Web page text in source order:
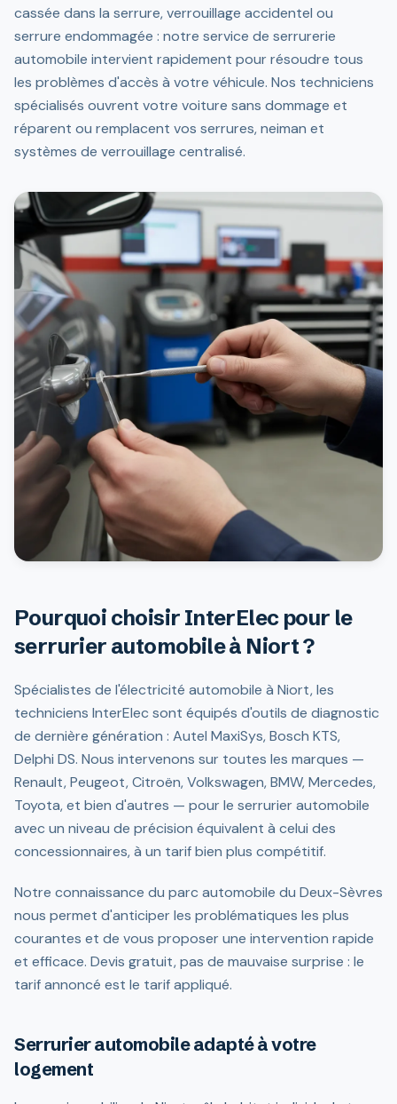
cassée dans la serrure, verrouillage accidentel ou
serrure endommagée : notre service de serrurerie
automobile intervient rapidement pour résoudre tous
les problèmes d'accès à votre véhicule. Nos techniciens
spécialisés ouvrent votre voiture sans dommage et
réparent ou remplacent vos serrures, neiman et
systèmes de verrouillage centralisé.
Pourquoi choisir InterElec pour le
serrurier automobile à Niort ?
Spécialistes de l'électricité automobile à Niort, les
techniciens InterElec sont équipés d'outils de diagnostic
de dernière génération : Autel MaxiSys, Bosch KTS,
Delphi DS. Nous intervenons sur toutes les marques —
Renault, Peugeot, Citroën, Volkswagen, BMW, Mercedes,
Toyota, et bien d'autres — pour le serrurier automobile
avec un niveau de précision équivalent à celui des
concessionnaires, à un tarif bien plus compétitif.
Notre connaissance du parc automobile du Deux-Sèvres
nous permet d'anticiper les problématiques les plus
courantes et de vous proposer une intervention rapide
et efficace. Devis gratuit, pas de mauvaise surprise : le
tarif annoncé est le tarif appliqué.
Serrurier automobile adapté à votre
logement